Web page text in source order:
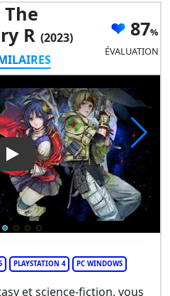
R (2023)
87
ÉVALUATION
Play Video: Star Ocean The
PLAYSTATION 4 PC WINDOWS
et science-fiction, vous